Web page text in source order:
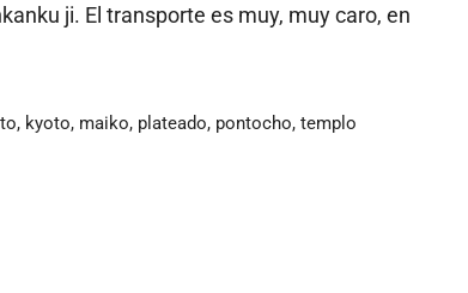
ji. El transporte es muy, muy caro, en
, kyoto, maiko, plateado, pontocho,templo